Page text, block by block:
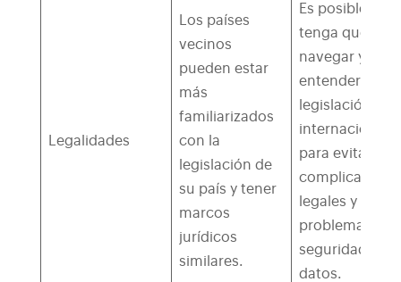
Legalidades
Los países
vecinos
pueden estar
más
familiarizados
con la
legislación de
su país y tener
marcos
jurídicos
similares.
Es posible que
tenga que
navegar y
entender la
legislación
internacional
para evitar
legales y
problemas de
seguridad de
datos.